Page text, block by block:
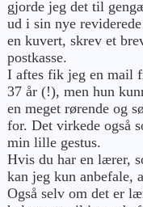
gjorde jeg det til
ud i sin nye
en kuvert, skrev et
postkasse.
I aftes fik jeg en mail
37 år (!), men hun
en meget rørende og
for. Det virkede også
min lille gestus.
Hvis du har en lærer,
kan jeg kun anbefale,
Også selv om det er